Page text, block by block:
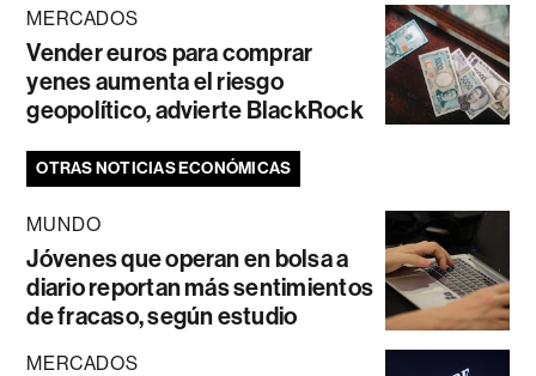
MERCADOS
Vender euros para comprar
yenes aumenta el riesgo
geopolítico, advierte BlackRock
OTRAS NOTICIAS ECONÓMICAS
MUNDO
Jóvenes que operan en bolsa a
diario reportan más sentimientos
de fracaso, según estudio
MERCADOS